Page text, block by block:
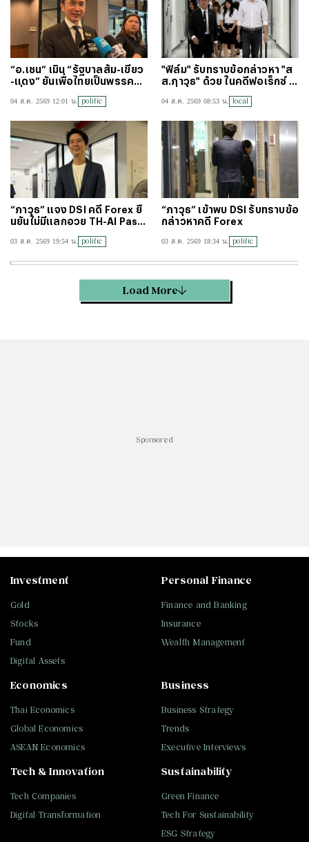
“อ.เชน” เมิน “รัฐบาลส้ม-เขียว
-แดง” ยันเพื่อไทยเป็นพรรคร่ว
04 ส.ค. 2569 12:01 น. politic
"ฟิล์ม" รับทราบข้อกล่าวหา "ส
ส.ภาวุธ" ด้วย ในคดีฟอเร็กซ์ ปั
04 ส.ค. 2569 08:53 น. local
“ภาวุธ” แจง DSI คดี Forex ยื
นยันไม่มีแลกอวย TH-AI Pass
03 ส.ค. 2569 19:54 น. politic
“ภาวุธ” เข้าพบ DSI รับทราบข้อ
กล่าวหาคดี Forex
03 ส.ค. 2569 18:34 น. politic
Load More
Sponsored
Investment
Gold
Stocks
Fund
Digital Assets
Personal Finance
Finance and Banking
Insurance
Wealth Management
Business
Business Strategy
Trends
Executive Interviews
Tech & Innovation
Tech Companies
Digital Transformation
Sustainability
Green Finance
Tech For Sustainability
ESG Strategy
Economics
Thai Economics
Global Economics
ASEAN Economics